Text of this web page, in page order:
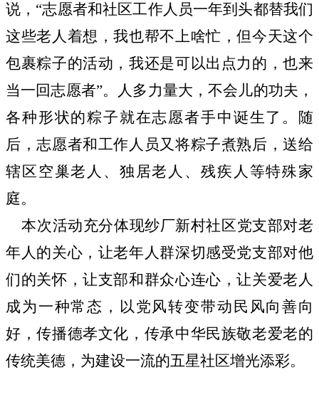
说， “志愿者和社区工作人员一年到头都替我们
这些老人着想，我也帮不上啥忙，但今天这个
包裹粽子的活动，我还是可以出点力的，也来
当一回志愿者”。人多力量大，不会儿的功夫，
各种形状的粽子就在志愿者手中诞生了。随
后，志愿者和工作人员又将粽子煮熟后，送给
辖区空巢老人、独居老人、残疾人等特殊家
庭。
本次活动充分体现纱厂新村社区党支部对老
年人的关心，让老年人群深切感受党支部对他
们的关怀，让支部和群众心连心，让关爱老人
成为一种常态，以党风转变带动民风向善向
好，传播德孝文化，传承中华民族敬老爱老的
传统美德，为建设一流的五星社区增光添彩。